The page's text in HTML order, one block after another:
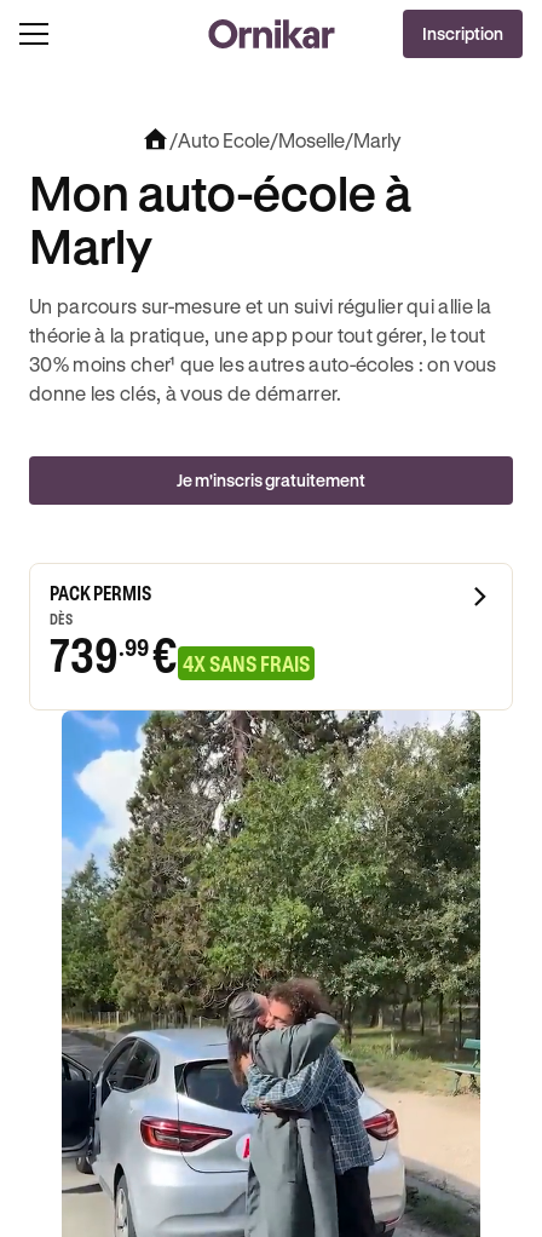
OFFRE EXCLUSIVE
OFFERTS AVEC REVOLUT + 3 MOIS DEEZER PREMIUM OFFERTS* !J'EN PROFITE !
Inscription
/Auto Ecole/Moselle/Marly
Mon auto-école à
Marly
Un parcours sur-mesure et un suivi régulier qui allie la
théorie à la pratique, une app pour tout gérer, le tout
30% moins cher¹ que les autres auto-écoles : on vous
donne les clés, à vous de démarrer.
Je m'inscris gratuitement
PACK PERMIS
DÈS
739.99€ 4X SANS FRAIS